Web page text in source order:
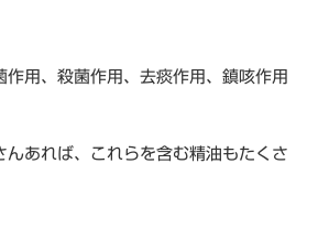
作用、殺菌作用、去痰作用、鎮咳作用
んあれば、これらを含む精油もたくさ